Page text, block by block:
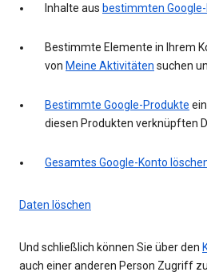
Inhalte aus bestimmten
Bestimmte Elemente in Ihrem
von Meine Aktivitäten suchen
Bestimmte Google-Produkte
diesen Produkten verknüpften
Gesamtes Google-Konto
Daten löschen
Und schließlich können Sie über den
auch einer anderen Person Zugriff